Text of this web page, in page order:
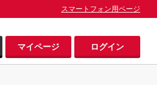
スマートフォン用ページ
ログイン
マイページ